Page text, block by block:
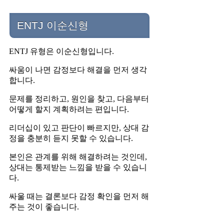
ENTJ 이순신형
ENTJ 유형은 이순신형입니다.
싸움이 나면 감정보다 해결을 먼저 생각
합니다.
문제를 정리하고, 원인을 찾고, 다음부터
어떻게 할지 계획하려는 편입니다.
리더십이 있고 판단이 빠르지만, 상대 감
정을 충분히 듣지 못할 수 있습니다.
본인은 관계를 위해 해결하려는 것인데,
상대는 통제받는 느낌을 받을 수 있습니
다.
싸울 때는 결론보다 감정 확인을 먼저 해
주는 것이 좋습니다.